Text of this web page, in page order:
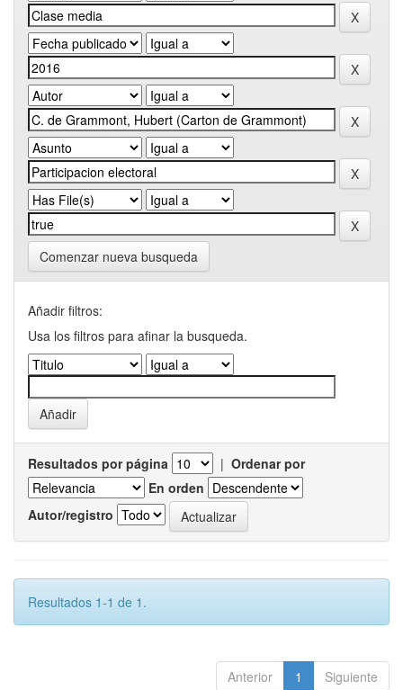
Comenzar nueva busqueda
Añadir filtros:
Usa los filtros para afinar la busqueda.
Resultados por página | Ordenar por
En orden
Autor/registro
Resultados 1-1 de 1.
Anterior 1 Siguiente